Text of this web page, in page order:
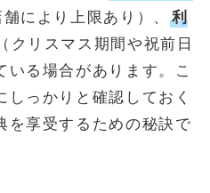
により上限あり）、
利
（クリスマス期間や祝前日
いる場合があります。こ
っかりと確認しておく
を享受するための秘訣で